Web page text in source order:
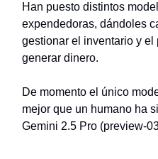
Han puesto distintos
expendedoras, dándoles
gestionar el inventario y
generar dinero.
De momento el único
mejor que un humano ha
Gemini 2.5 Pro (preview-